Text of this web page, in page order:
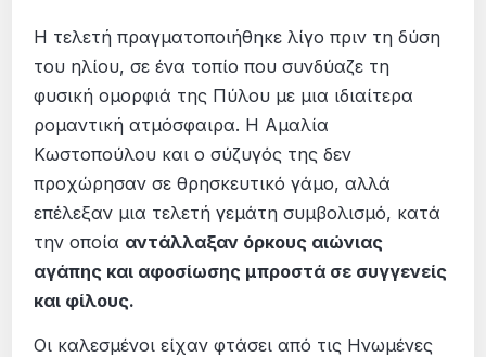
Η τελετή πραγματοποιήθηκε λίγο πριν τη δύση
του ηλίου, σε ένα τοπίο που συνδύαζε τη
φυσική ομορφιά της Πύλου με μια ιδιαίτερα
ρομαντική ατμόσφαιρα. Η Αμαλία
Κωστοπούλου και ο σύζυγός της δεν
προχώρησαν σε θρησκευτικό γάμο, αλλά
επέλεξαν μια τελετή γεμάτη συμβολισμό, κατά
την οποία αντάλλαξαν όρκους αιώνιας
αγάπης και αφοσίωσης μπροστά σε συγγενείς
και φίλους.
Οι καλεσμένοι είχαν φτάσει από τις Ηνωμένες